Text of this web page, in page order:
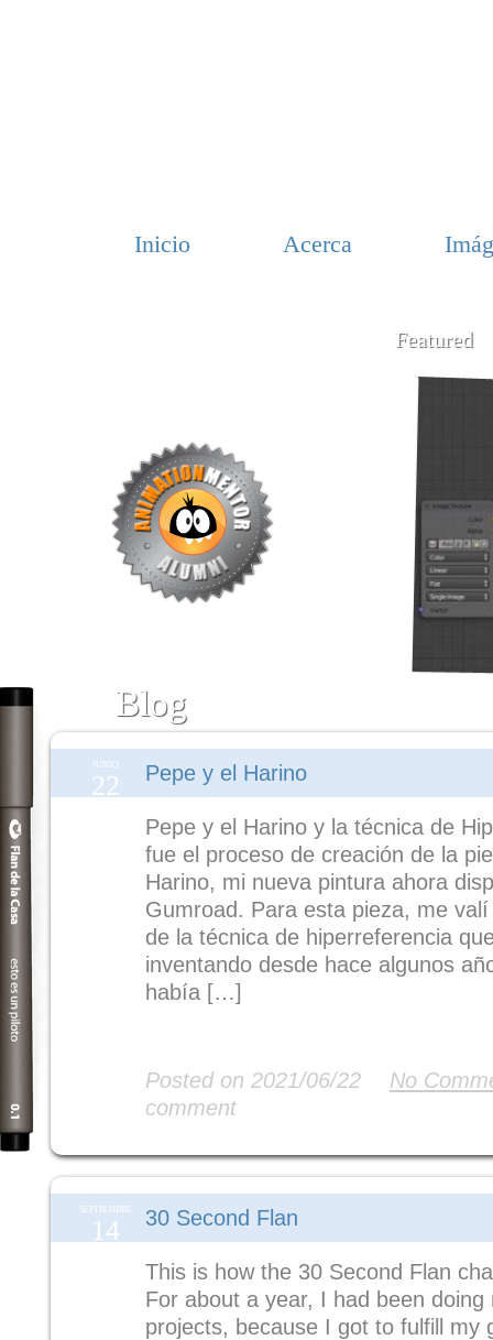
Inicio Acerca
Featured
Blog
JUNIO
22 Pepe y el Harino
Pepe y el Harino y la técnica de
fue el proceso de creación de la
Harino, mi nueva pintura ahora
Gumroad. Para esta pieza, me
de la técnica de hiperreferencia
inventando desde hace algunos
había […]
Posted on 2021/06/22
No
comment
SEPTIEMBRE
14 30 Second Flan
This is how the 30 Second Flan
For about a year, I had been doing
projects, because I got to fulfill my